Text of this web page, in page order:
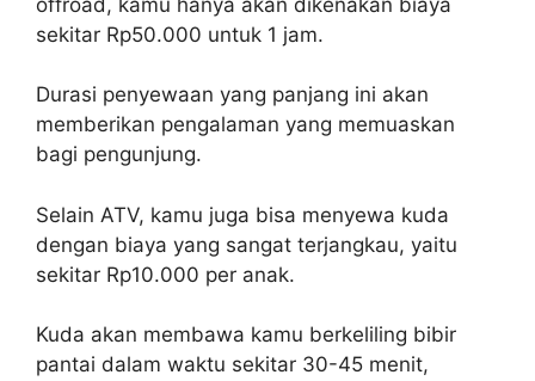
sekitar Rp50.000 untuk 1 jam.
Durasi penyewaan yang panjang ini akan
memberikan pengalaman yang memuaskan
bagi pengunjung.
Selain ATV, kamu juga bisa menyewa kuda
dengan biaya yang sangat terjangkau, yaitu
sekitar Rp10.000 per anak.
Kuda akan membawa kamu berkeliling bibir
pantai dalam waktu sekitar 30-45 menit,